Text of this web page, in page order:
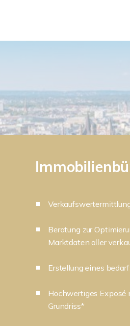
Beratung zur
Marktdaten aller
Erstellung eines
Hochwertiges Exposé
Grundriss*